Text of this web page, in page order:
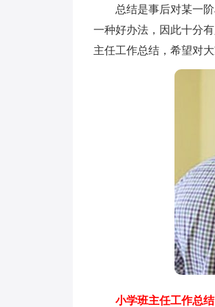
总结是事后对某一阶
一种好办法，因此十分
主任工作总结，希望对大
小学班主任工作总结